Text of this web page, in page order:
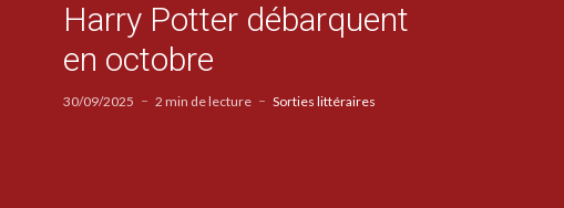
Harry Potter débarquent
en octobre
30/09/2025 2 min de lecture Sorties littéraires